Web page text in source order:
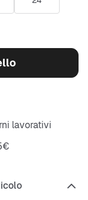
lavorativi